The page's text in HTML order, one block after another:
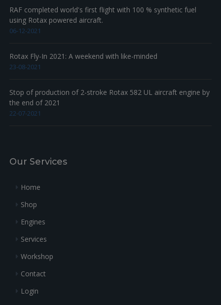
RAF completed world's first flight with 100 % synthetic fuel
using Rotax powered aircraft.
06-12-2021
Rotax Fly-In 2021: A weekend with like-minded
23-08-2021
Stop of production of 2-stroke Rotax 582 UL aircraft engine by
the end of 2021
22-07-2021
Our Services
Home
Shop
Engines
Services
Workshop
Contact
Login